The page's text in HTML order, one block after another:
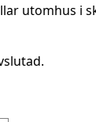
utomhus i